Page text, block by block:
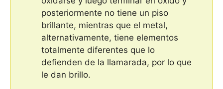
posteriormente no tiene un piso
brillante, mientras que el metal,
alternativamente, tiene elementos
totalmente diferentes que lo
defienden de la llamarada, por lo que
le dan brillo.